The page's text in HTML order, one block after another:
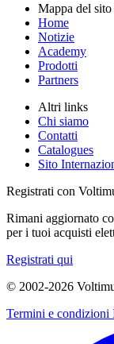
Mappa del sito
Home
Notizie
Academy
Prodotti
Partners
Altri links
Chi siamo
Contatti
Catalogues
Sito
Registrati con
Rimani aggiornato
per i tuoi acquisti
Registrati qui
© 2002-2026
Termini e condizioni